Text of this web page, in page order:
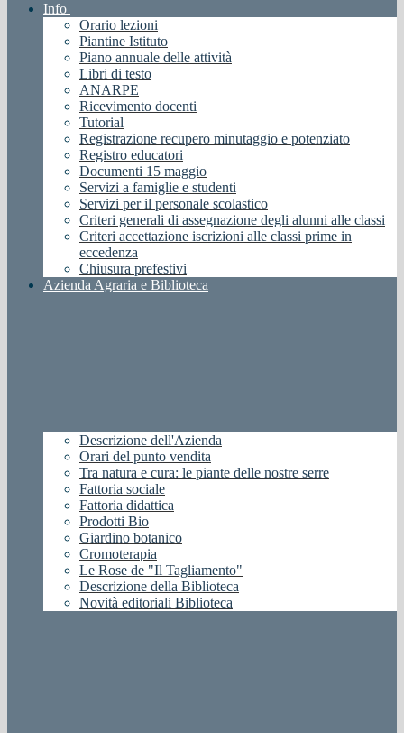
Info
Orario lezioni
Piantine Istituto
Piano annuale delle attività
Libri di testo
ANARPE
Ricevimento docenti
Tutorial
Registrazione recupero minutaggio e potenziato
Registro educatori
Documenti 15 maggio
Servizi a famiglie e studenti
Servizi per il personale scolastico
Criteri generali di assegnazione degli alunni alle classi
Criteri accettazione iscrizioni alle classi prime in
eccedenza
Chiusura prefestivi
Azienda Agraria e Biblioteca
Descrizione dell'Azienda
Orari del punto vendita
Tra natura e cura: le piante delle nostre serre
Fattoria sociale
Fattoria didattica
Prodotti Bio
Giardino botanico
Cromoterapia
Le Rose de "Il Tagliamento"
Descrizione della Biblioteca
Novità editoriali Biblioteca